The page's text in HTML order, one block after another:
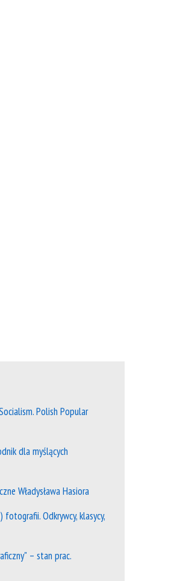
Polish Popular
dla myślących
Władysława Hasiora
fotografii. Odkrywcy, klasycy,
– stan prac.